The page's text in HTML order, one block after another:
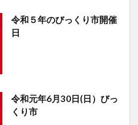
令和５年のびっくり市開催
日
令和元年6月30日(日）びっ
くり市